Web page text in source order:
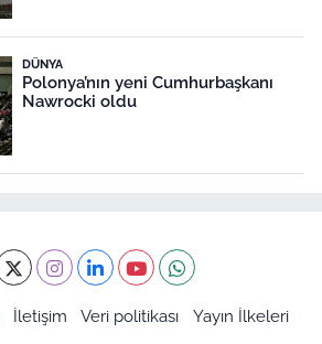
DÜNYA
Polonya’nın yeni Cumhurbaşkanı
Nawrocki oldu
İletişim Veri politikası Yayın İlkeleri